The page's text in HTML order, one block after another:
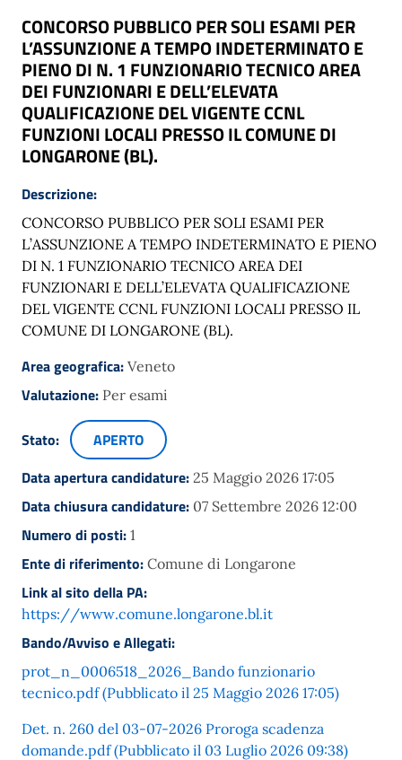
CONCORSO PUBBLICO PER SOLI ESAMI PER
L’ASSUNZIONE A TEMPO INDETERMINATO E
PIENO DI N. 1 FUNZIONARIO TECNICO AREA
DEI FUNZIONARI E DELL’ELEVATA
QUALIFICAZIONE DEL VIGENTE CCNL
FUNZIONI LOCALI PRESSO IL COMUNE DI
LONGARONE (BL).
Descrizione:
CONCORSO PUBBLICO PER SOLI ESAMI PER
L’ASSUNZIONE A TEMPO INDETERMINATO E PIENO
DI N. 1 FUNZIONARIO TECNICO AREA DEI
FUNZIONARI E DELL’ELEVATA QUALIFICAZIONE
DEL VIGENTE CCNL FUNZIONI LOCALI PRESSO IL
COMUNE DI LONGARONE (BL).
Area geografica: Veneto
Valutazione: Per esami
Stato:
APERTO
Data apertura candidature: 25 Maggio 2026 17:05
Data chiusura candidature: 07 Settembre 2026 12:00
Numero di posti: 1
Ente di riferimento: Comune di Longarone
Link al sito della PA:
https://www.comune.longarone.bl.it
Bando/Avviso e Allegati:
prot_n_0006518_2026_Bando funzionario
tecnico.pdf (Pubblicato il 25 Maggio 2026 17:05)
Det. n. 260 del 03-07-2026 Proroga scadenza
domande.pdf (Pubblicato il 03 Luglio 2026 09:38)